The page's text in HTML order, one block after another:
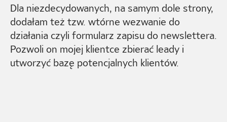
Dla niezdecydowanych, na samym dole strony,
dodałam też tzw. wtórne wezwanie do
działania czyli formularz zapisu do newslettera.
Pozwoli on mojej klientce zbierać leady i
utworzyć bazę potencjalnych klientów.